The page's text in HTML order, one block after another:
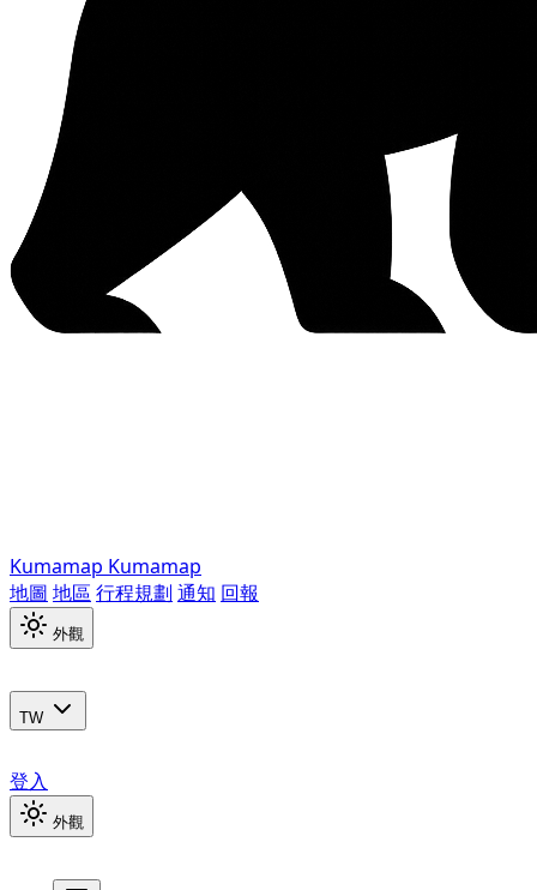
Kumamap Kumamap
地圖 地區 行程規劃 通知 回報
外觀
TW
登入
外觀